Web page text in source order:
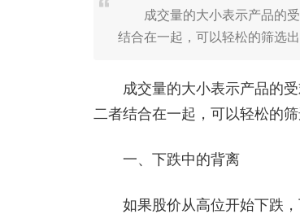
成交量的大小表示产品的受
结合在一起，可以轻松的筛选
成交量的大小表示产品的受
二者结合在一起，可以轻松的
一、下跌中的背离
如果股价从高位开始下跌，